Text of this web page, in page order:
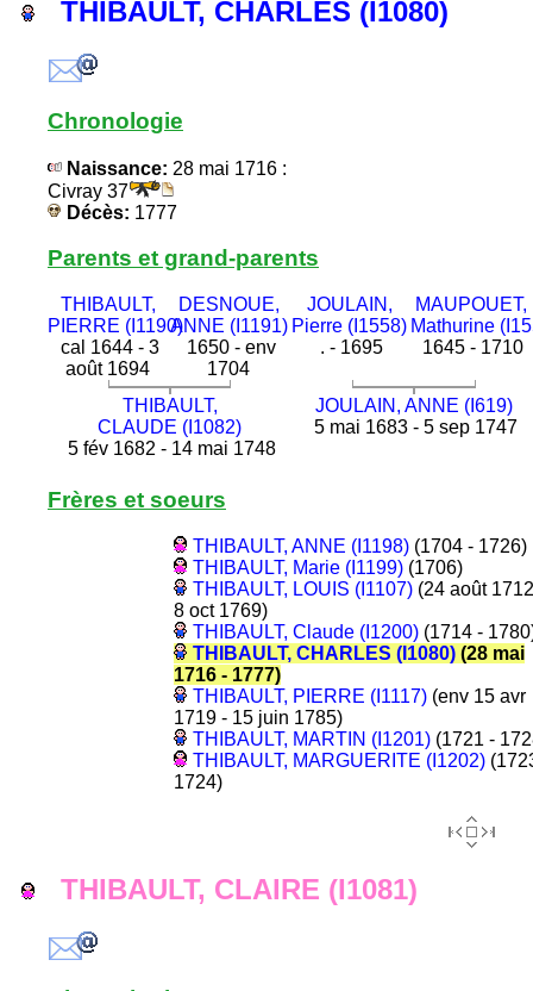
THIBAULT, CHARLES (I1080)
Chronologie
Naissance: 28 mai 1716 :
Civray 37
Décès: 1777
Parents et grand-parents
THIBAULT,
PIERRE (I1190)
cal 1644 - 3
août 1694
DESNOUE,
ANNE (I1191)
1650 - env
1704
JOULAIN,
Pierre (I1558)
. - 1695
MAUPOUET,
Mathurine
1645 - 1710
THIBAULT,
CLAUDE (I1082)
5 fév 1682 - 14 mai 1748
JOULAIN, ANNE (I619)
5 mai 1683 - 5 sep 1747
Frères et soeurs
THIBAULT, ANNE (I1198)(1704 - 1726)
THIBAULT, Marie (I1199)(1706)
THIBAULT, LOUIS (I1107)(24 août
8 oct 1769)
THIBAULT, Claude (I1200)(1714 -
THIBAULT, CHARLES (I1080)(28 mai
1716 - 1777)
THIBAULT, PIERRE (I1117)(env 15 avr
1719 - 15 juin 1785)
THIBAULT, MARTIN (I1201)(1721 -
THIBAULT, MARGUERITE (I1202)
1724)
THIBAULT, CLAIRE (I1081)